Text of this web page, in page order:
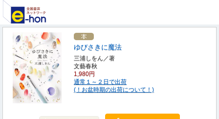
ゆびさきに魔法
三浦しをん／著
文藝春秋
1,980円
通常１～２日で出荷
(！お盆時期の出荷について！)